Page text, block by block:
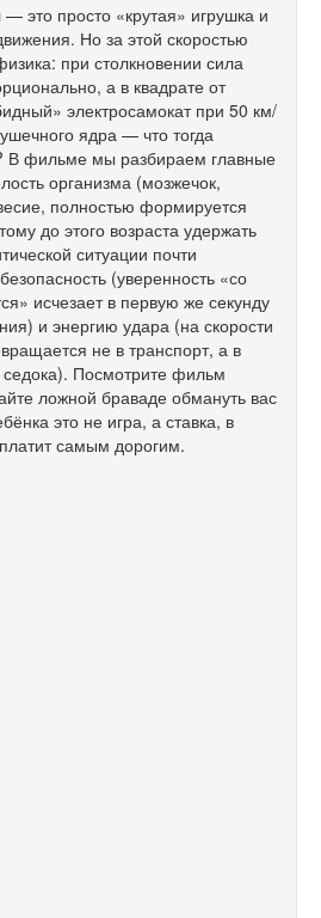
это просто «крутая» игрушка и
Но за этой скоростью
при столкновении сила
а в квадрате от
электросамокат при 50 км/
ядра — что тогда
В фильме мы разбираем главные
организма (мозжечок,
полностью формируется
до этого возраста удержать
ситуации почти
(уверенность «со
исчезает в первую же секунду
и энергию удара (на скорости
не в транспорт, а в
Посмотрите фильм
ложной браваде обмануть вас
это не игра, а ставка, в
самым дорогим.